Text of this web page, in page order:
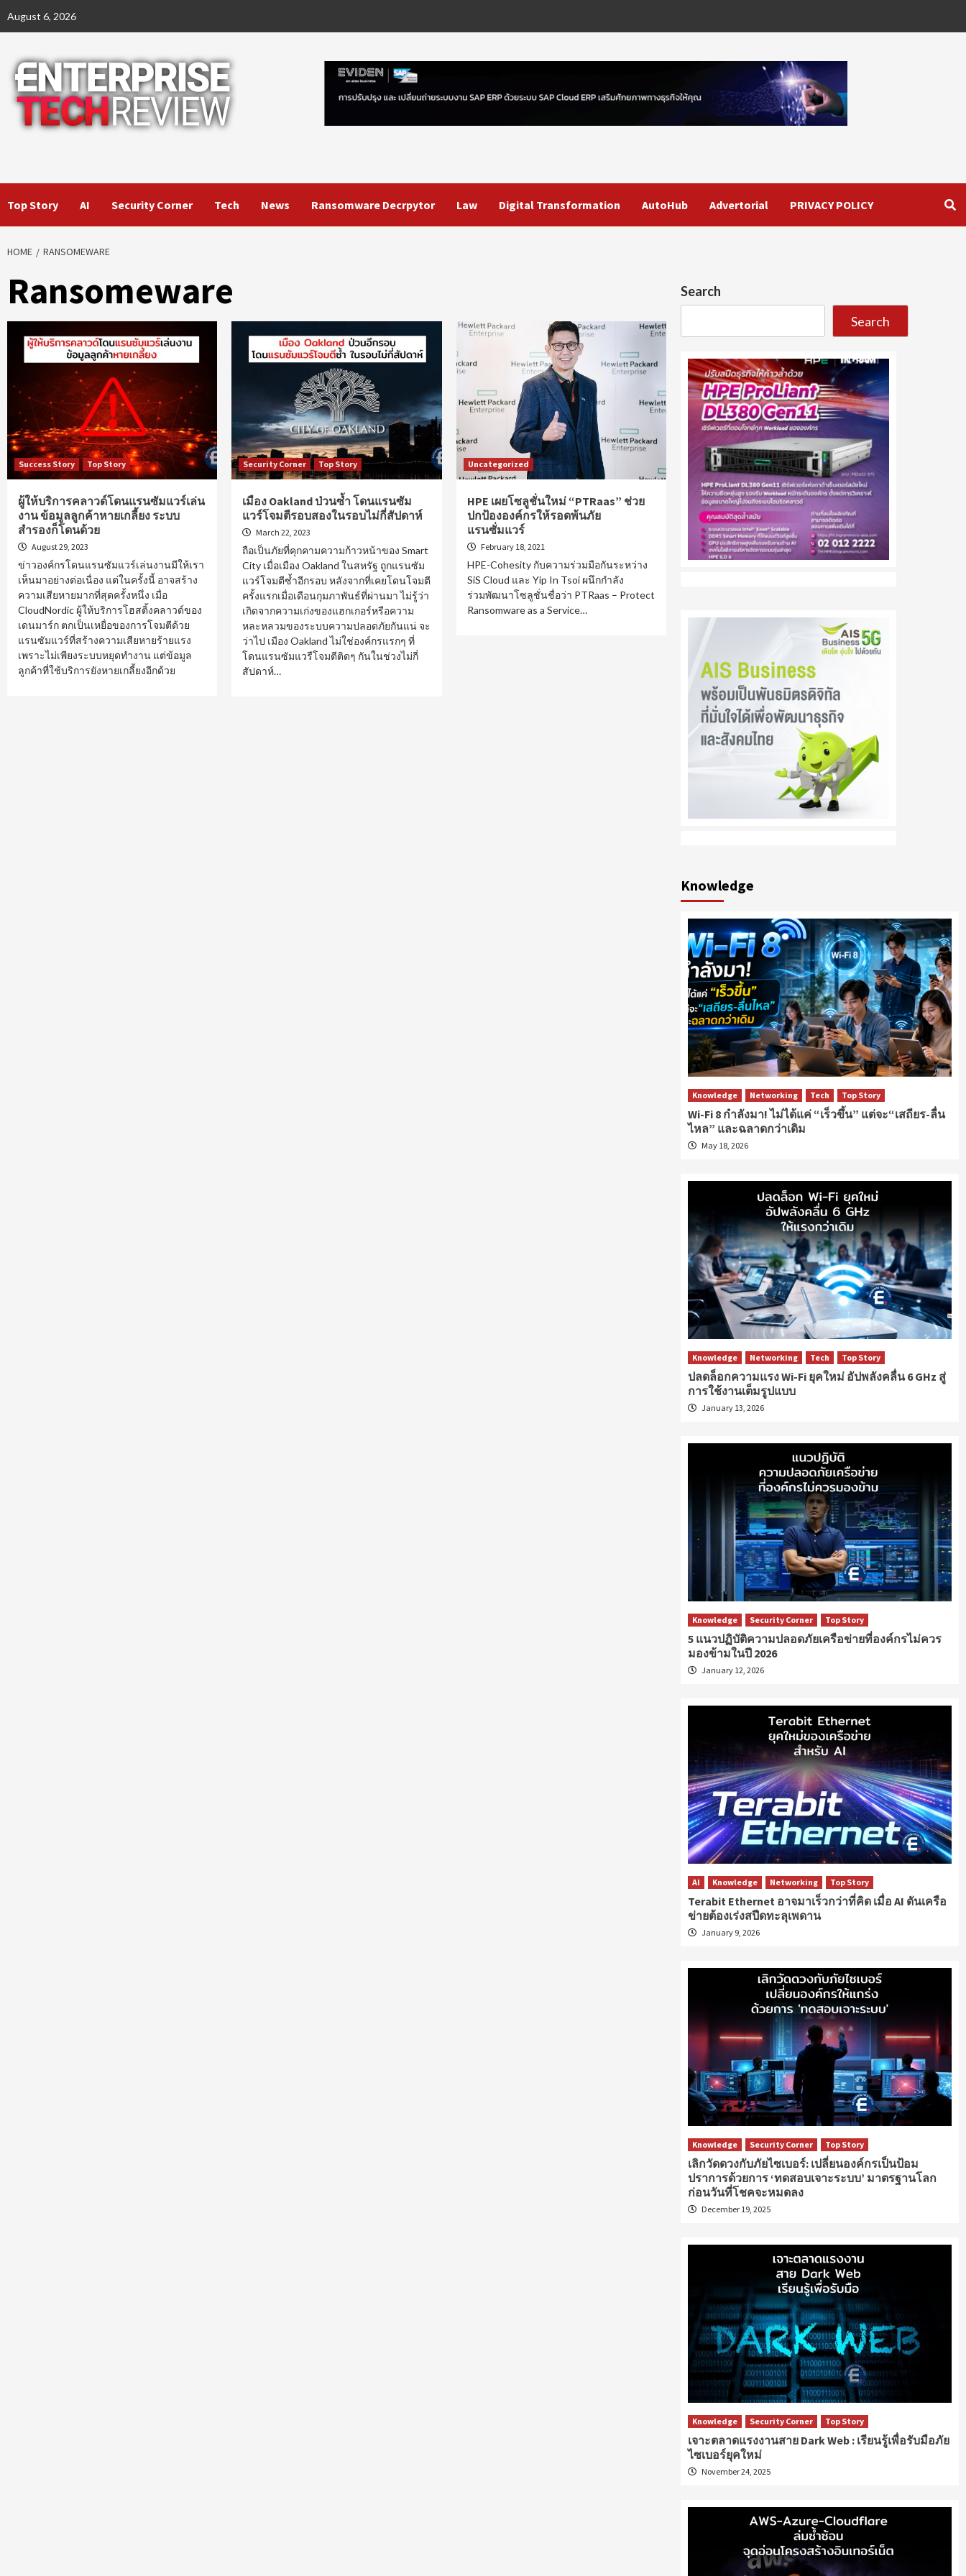
August 6, 2026
Top Story AI Security Corner Tech News Ransomware Decrpytor Law Digital Transformation AutoHub Advertorial PRIVACY POLICY
HOME RANSOMEWARE
Ransomeware
Success Story Top Story
ผู้ให้บริการคลาวด์โดนแรนซัมแวร์เล่น
งาน ข้อมูลลูกค้าหายเกลี้ยง ระบบ
สำรองก็โดนด้วย
August 29, 2023
ข่าวองค์กรโดนแรนซัมแวร์เล่นงานมีให้เรา
เห็นมาอย่างต่อเนื่อง แต่ในครั้งนี้ อาจสร้าง
ความเสียหายมากที่สุดครั้งหนึ่ง เมื่อ
CloudNordic ผู้ให้บริการโฮสติ้งคลาวด์ของ
เดนมาร์ก ตกเป็นเหยื่อของการโจมตีด้วย
แรนซัมแวร์ที่สร้างความเสียหายร้ายแรง
เพราะไม่เพียงระบบหยุดทำงาน แต่ข้อมูล
ลูกค้าที่ใช้บริการยังหายเกลี้ยงอีกด้วย
Security Corner Top Story
เมือง Oakland ป่วนซ้ำ โดนแรนซัม
แวร์โจมตีรอบสองในรอบไม่กี่สัปดาห์
March 22, 2023
ถือเป็นภัยที่คุกคามความก้าวหน้าของ Smart
City เมื่อเมือง Oakland ในสหรัฐ ถูกแรนซัม
แวร์โจมตีซ้ำอีกรอบ หลังจากที่เคยโดนโจมตี
ครั้งแรกเมื่อเดือนกุมภาพันธ์ที่ผ่านมา ไม่รู้ว่า
เกิดจากความเก่งของแฮกเกอร์หรือความ
หละหลวมของระบบความปลอดภัยกันแน่ จะ
ว่าไป เมือง Oakland ไม่ใช่องค์กรแรกๆ ที่
โดนแรนซัมแวรืโจมตีติดๆ กันในช่วงไม่กี่
สัปดาห์…
Uncategorized
HPE เผยโซลูชั่นใหม่ “PTRaas” ช่วย
ปกป้ององค์กรให้รอดพ้นภัย
แรนซั่มแวร์
February 18, 2021
HPE-Cohesity กับความร่วมมือกันระหว่าง
SiS Cloud และ Yip In Tsoi ผนึกกำลัง
ร่วมพัฒนาโซลูชั่นชื่อว่า PTRaas – Protect
Ransomware as a Service…
Search
Search
Knowledge
Knowledge Networking Tech Top Story
Wi-Fi 8 กำลังมา! ไม่ได้แค่ “เร็วขึ้น” แต่จะ“เสถียร-ลื่น
ไหล” และฉลาดกว่าเดิม
May 18, 2026
Knowledge Networking Tech Top Story
ปลดล็อกความแรง Wi-Fi ยุคใหม่ อัปพลังคลื่น 6 GHz สู่
การใช้งานเต็มรูปแบบ
January 13, 2026
Knowledge Security Corner Top Story
5 แนวปฏิบัติความปลอดภัยเครือข่ายที่องค์กรไม่ควร
มองข้ามในปี 2026
January 12, 2026
AI Knowledge Networking Top Story
Terabit Ethernet อาจมาเร็วกว่าที่คิด เมื่อ AI ดันเครือ
ข่ายต้องเร่งสปีดทะลุเพดาน
January 9, 2026
Knowledge Security Corner Top Story
เลิกวัดดวงกับภัยไซเบอร์: เปลี่ยนองค์กรเป็นป้อม
ปราการด้วยการ ‘ทดสอบเจาะระบบ’ มาตรฐานโลก
ก่อนวันที่โชคจะหมดลง
December 19, 2025
Knowledge Security Corner Top Story
เจาะตลาดแรงงานสาย Dark Web : เรียนรู้เพื่อรับมือภัย
ไซเบอร์ยุคใหม่
November 24, 2025